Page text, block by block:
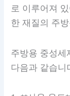
로 이루어져
한 재질의 주
주방용 중성세
다음과 같습니